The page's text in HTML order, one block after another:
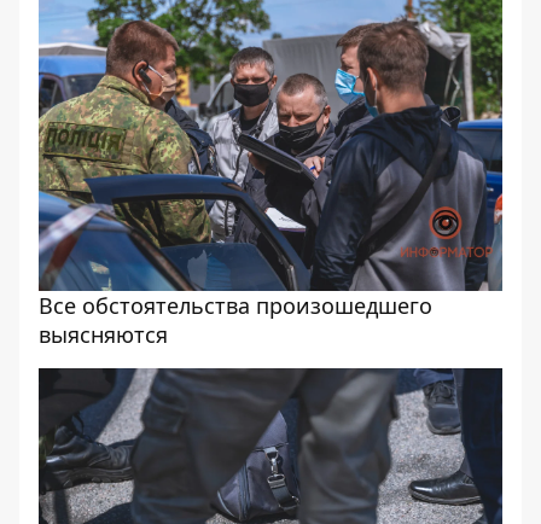
Все обстоятельства произошедшего
выясняются